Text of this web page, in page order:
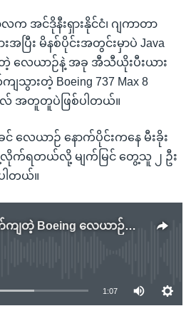
အင်ဒိုနီးရှားနိုင်ငံ၊ ဂျကာတာ
ပြီး မိနစ်ပိုင်းအတွင်းမှာပဲ Java
လေယာဉ်နဲ့ အခု အီသီယိုးပီးယား
သွားတဲ့ Boeing 737 Max 8
အတူတူပဲဖြစ်ပါတယ်။
လေယာဉ် နောက်ပိုင်းကနေ မီးခိုး
ရတယ်လို့ မျက်မြင် တွေ့သူ ၂ ဦး
ါတယ်။
အီသီယိုပီးယားမှာ ပျက်ကျတဲ့ Boeing လေယာဉ်အမျိုးအစား နိုင်ငံတချို့ ပျံသန်းမှုရပ်နား
currently available
1:07